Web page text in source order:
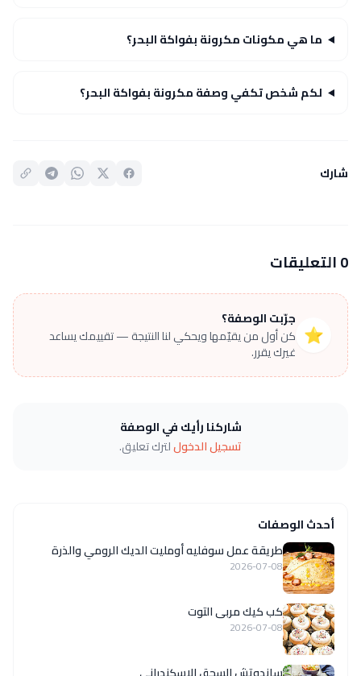
ما هي مكونات مكرونة بفواكة البحر؟
لكم شخص تكفي وصفة مكرونة بفواكة البحر؟
شارك
0 التعليقات
⭐
جرّبت الوصفة؟
كن أول من يقيّمها ويحكي لنا النتيجة — تقييمك يساعد
غيرك يقرر.
شاركنا رأيك في الوصفة
تسجيل الدخوللترك تعليق.
أحدث الوصفات
طريقة عمل سوفليه أومليت الديك الرومي والذرة
2026-07-08
كب كيك مربى التوت
2026-07-08